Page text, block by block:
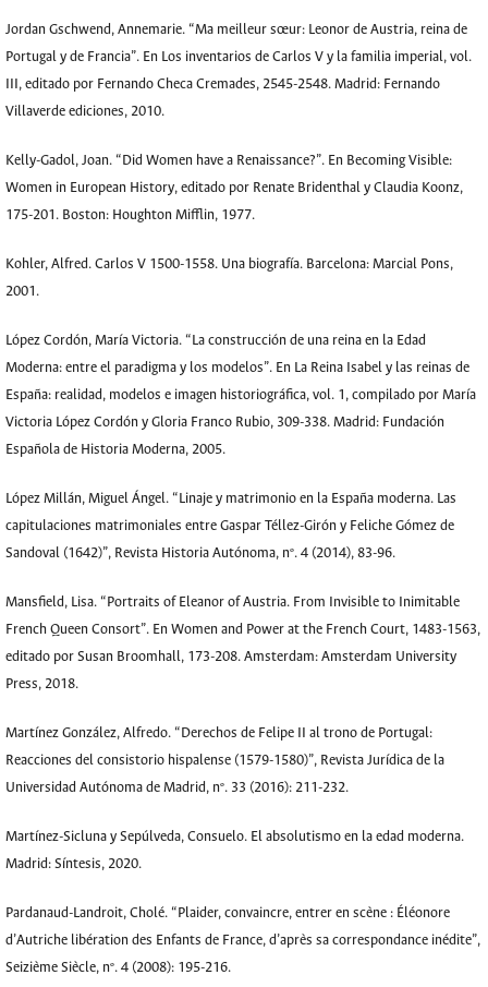
Jordan Gschwend, Annemarie. “Ma meilleur sœur: Leonor de Austria, reina de
Portugal y de Francia”. En Los inventarios de Carlos V y la familia imperial, vol.
III, editado por Fernando Checa Cremades, 2545-2548. Madrid: Fernando
Villaverde ediciones, 2010.
Kelly-Gadol, Joan. “Did Women have a Renaissance?”. En Becoming Visible:
Women in European History, editado por Renate Bridenthal y Claudia Koonz,
175-201. Boston: Houghton Mifflin, 1977.
Kohler, Alfred. Carlos V 1500-1558. Una biografía. Barcelona: Marcial Pons,
2001.
López Cordón, María Victoria. “La construcción de una reina en la Edad
Moderna: entre el paradigma y los modelos”. En La Reina Isabel y las reinas de
España: realidad, modelos e imagen historiográfica, vol. 1, compilado por María
Victoria López Cordón y Gloria Franco Rubio, 309-338. Madrid: Fundación
Española de Historia Moderna, 2005.
López Millán, Miguel Ángel. “Linaje y matrimonio en la España moderna. Las
capitulaciones matrimoniales entre Gaspar Téllez-Girón y Feliche Gómez de
Sandoval (1642)”, Revista Historia Autónoma, nº. 4 (2014), 83-96.
Mansfield, Lisa. “Portraits of Eleanor of Austria. From Invisible to Inimitable
French Queen Consort”. En Women and Power at the French Court, 1483-1563,
editado por Susan Broomhall, 173-208. Amsterdam: Amsterdam University
Press, 2018.
Martínez González, Alfredo. “Derechos de Felipe II al trono de Portugal:
Reacciones del consistorio hispalense (1579-1580)”, Revista Jurídica de la
Universidad Autónoma de Madrid, nº. 33 (2016): 211-232.
Martínez-Sicluna y Sepúlveda, Consuelo. El absolutismo en la edad moderna.
Madrid: Síntesis, 2020.
Pardanaud-Landroit, Cholé. “Plaider, convaincre, entrer en scène : Éléonore
d’Autriche libération des Enfants de France, d’après sa correspondance inédite”,
Seizième Siècle, nº. 4 (2008): 195-216.